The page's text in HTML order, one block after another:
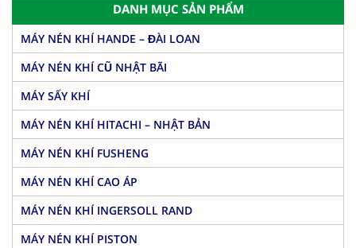
DANH MỤC SẢN PHẨM
MÁY NÉN KHÍ HANDE – ĐÀI LOAN
MÁY NÉN KHÍ CŨ NHẬT BÃI
MÁY SẤY KHÍ
MÁY NÉN KHÍ HITACHI – NHẬT BẢN
MÁY NÉN KHÍ FUSHENG
MÁY NÉN KHÍ CAO ÁP
MÁY NÉN KHÍ INGERSOLL RAND
MÁY NÉN KHÍ PISTON